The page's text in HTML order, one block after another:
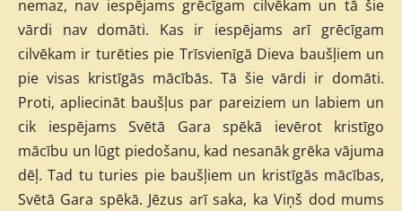
nemaz, nav iespējams grēcīgam cilvēkam un tā šie
vārdi nav domāti. Kas ir iespējams arī grēcīgam
cilvēkam ir turēties pie Trīsvienīgā Dieva baušļiem un
pie visas kristīgās mācībās. Tā šie vārdi ir domāti.
Proti, apliecināt baušļus par pareiziem un labiem un
cik iespējams Svētā Gara spēkā ievērot kristīgo
mācību un lūgt piedošanu, kad nesanāk grēka vājuma
dēļ. Tad tu turies pie baušļiem un kristīgās mācības,
Svētā Gara spēkā. Jēzus arī saka, ka Viņš dod mums